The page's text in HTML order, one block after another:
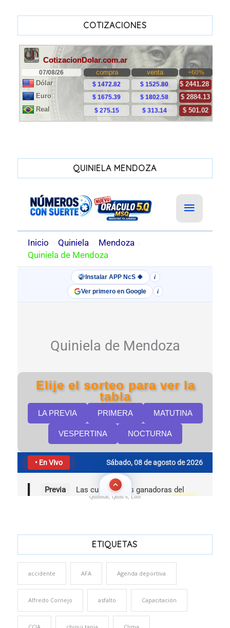
COTIZACIONES
QUINIELA MENDOZA
Quinielas, Quini 6, Loto
ETIQUETAS
accidente AFA Agenda deportiva
Alfredo Cornejo asfalto Capacitación